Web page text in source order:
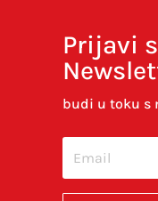
Spremi moje
budem
Prijavi
budi u toku s